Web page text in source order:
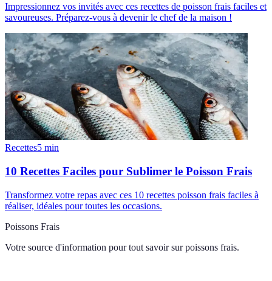
Impressionnez vos invités avec ces recettes de poisson frais faciles et
savoureuses. Préparez-vous à devenir le chef de la maison !
Recettes5 min
10 Recettes Faciles pour Sublimer le Poisson Frais
Transformez votre repas avec ces 10 recettes poisson frais faciles à
réaliser, idéales pour toutes les occasions.
Poissons Frais
Votre source d'information pour tout savoir sur poissons frais.